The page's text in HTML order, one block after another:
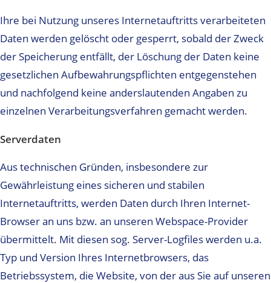
Ihre bei Nutzung unseres Internetauftritts verarbeiteten
Daten werden gelöscht oder gesperrt, sobald der Zweck
der Speicherung entfällt, der Löschung der Daten keine
gesetzlichen Aufbewahrungspflichten entgegenstehen
und nachfolgend keine anderslautenden Angaben zu
einzelnen Verarbeitungsverfahren gemacht werden.
Serverdaten
Aus technischen Gründen, insbesondere zur
Gewährleistung eines sicheren und stabilen
Internetauftritts, werden Daten durch Ihren Internet-
Browser an uns bzw. an unseren Webspace-Provider
übermittelt. Mit diesen sog. Server-Logfiles werden u.a.
Typ und Version Ihres Internetbrowsers, das
Betriebssystem, die Website, von der aus Sie auf unseren